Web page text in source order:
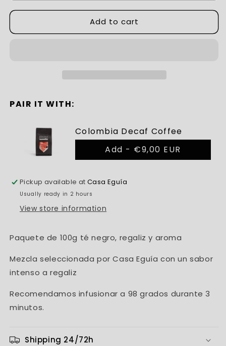
Add to cart
PAIR IT WITH:
Colombia Decaf Coffee
Add - €9,00 EUR
Pickup available atCasa Eguía
Usually ready in 2 hours
View store information
Paquete de 100g té negro, regaliz y aroma
Mezcla seleccionada por Casa Eguía con un sabor
intenso a regaliz
Recomendamos infusionar a 98 grados durante 3
minutos.
Shipping 24/72h